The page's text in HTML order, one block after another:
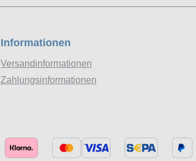
Informationen
Versandinformationen
Zahlungsinformationen